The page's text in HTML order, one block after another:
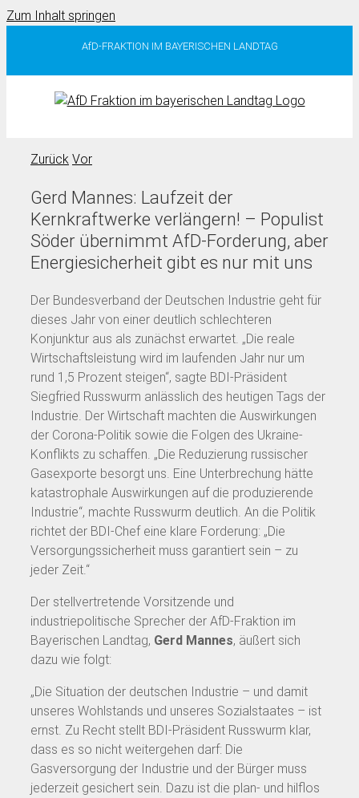
Zum Inhalt springen
AfD-FRAKTION IM BAYERISCHEN LANDTAG
Zurück Vor
Gerd Mannes: Laufzeit der
Kernkraftwerke verlängern! – Populist
Söder übernimmt AfD-Forderung, aber
Energiesicherheit gibt es nur mit uns
Der Bundesverband der Deutschen Industrie geht für
dieses Jahr von einer deutlich schlechteren
Konjunktur aus als zunächst erwartet. „Die reale
Wirtschaftsleistung wird im laufenden Jahr nur um
rund 1,5 Prozent steigen“, sagte BDI-Präsident
Siegfried Russwurm anlässlich des heutigen Tags der
Industrie. Der Wirtschaft machten die Auswirkungen
der Corona-Politik sowie die Folgen des Ukraine-
Konflikts zu schaffen. „Die Reduzierung russischer
Gasexporte besorgt uns. Eine Unterbrechung hätte
katastrophale Auswirkungen auf die produzierende
Industrie“, machte Russwurm deutlich. An die Politik
richtet der BDI-Chef eine klare Forderung: „Die
Versorgungssicherheit muss garantiert sein – zu
jeder Zeit.“
Der stellvertretende Vorsitzende und
industriepolitische Sprecher der AfD-Fraktion im
Bayerischen Landtag, Gerd Mannes, äußert sich
dazu wie folgt:
„Die Situation der deutschen Industrie – und damit
unseres Wohlstands und unseres Sozialstaates – ist
ernst. Zu Recht stellt BDI-Präsident Russwurm klar,
dass es so nicht weitergehen darf: Die
Gasversorgung der Industrie und der Bürger muss
jederzeit gesichert sein. Dazu ist die plan- und hilflos